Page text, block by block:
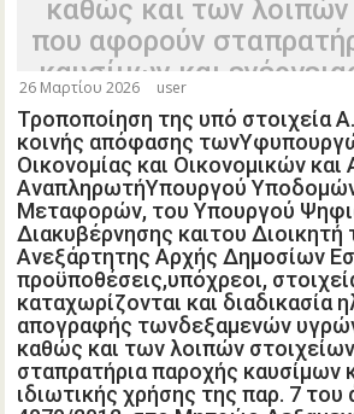
καθώς και των λοιπών
που αφορούν
καυσίμων και
χρήσης της παρ. 7 του
του ν. 4070/2012,
Δεξαμενών
Καυσίμων καιΕνέργειας
Χρήσης, καθώς και το
χρονοδιάγραμμα
ηπρόσβαση των
δεδομένα του
26 Μαρτίου 2026 user
Τροποποίηση της υπό στοιχεία
κοινής απόφασης
Οικονομίας και Οικονομικών
ΑναπληρωτήΥπουργού
Μεταφορών, του Υπουργού
Διακυβέρνησης καιτου Διοικητή
Ανεξάρτητης Αρχής Δημοσίων
προϋποθέσεις,υπόχρεοι,
καταχωρίζονται και διαδικασία
απογραφής τωνδεξαμενών
καθώς και των λοιπών
σταπρατήρια παροχής καυσίμων
ιδιωτικής χρήσης της παρ. 7 του